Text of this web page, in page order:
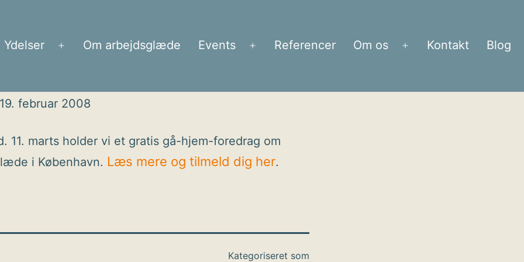
Ydelser Om arbejdsglæde Events Referencer Om os Kontakt Blog
19. februar 2008
11. marts holder vi et gratis gå-hjem-foredrag om
i København. Læs mere og tilmeld dig her.
Kategoriseret som